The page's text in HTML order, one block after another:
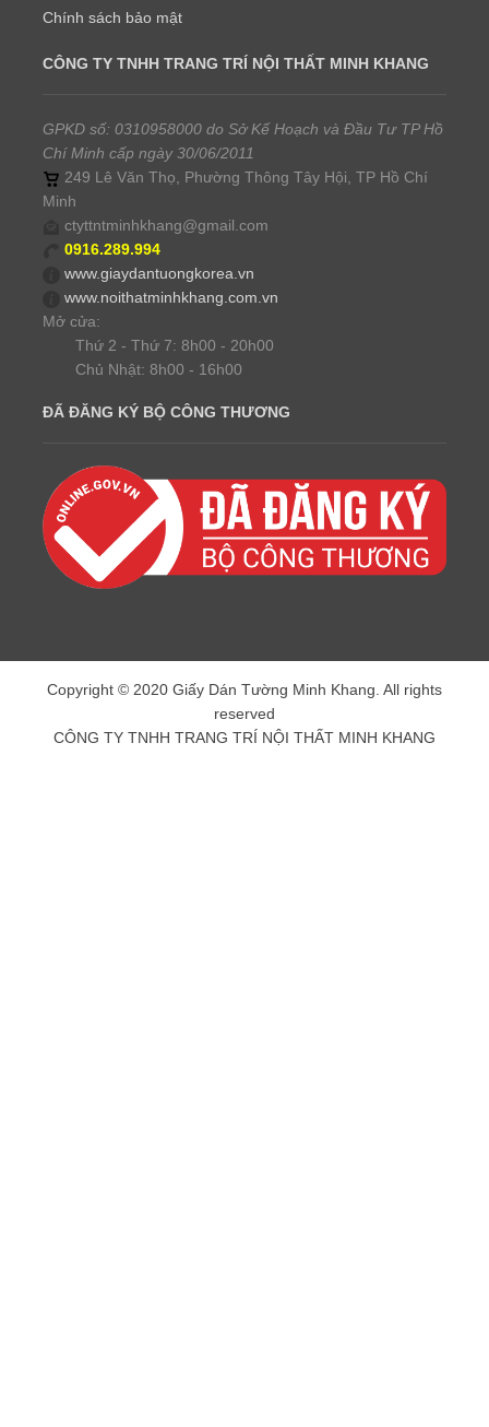
Chính sách bảo mật
CÔNG TY TNHH TRANG TRÍ NỘI THẤT MINH KHANG
GPKD số: 0310958000 do Sở Kế Hoạch và Đầu Tư TP Hồ
Chí Minh cấp ngày 30/06/2011
249 Lê Văn Thọ, Phường Thông Tây Hội, TP Hồ Chí
Minh
ctyttntminhkhang@gmail.com
0916.289.994
www.giaydantuongkorea.vn
www.noithatminhkhang.com.vn
Mở cửa:
Thứ 2 - Thứ 7: 8h00 - 20h00
Chủ Nhật: 8h00 - 16h00
ĐÃ ĐĂNG KÝ BỘ CÔNG THƯƠNG
Copyright © 2020 Giấy Dán Tường Minh Khang. All rights
reserved
CÔNG TY TNHH TRANG TRÍ NỘI THẤT MINH KHANG